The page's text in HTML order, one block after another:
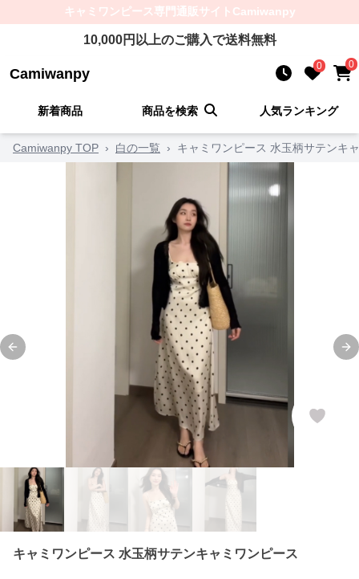
キャミワンピース専門通販サイト Camiwanpy
10,000円以上のご購入で送料無料
Camiwanpy 0 0
新着商品 商品を検索 人気ランキング
Camiwanpy TOP › 白の一覧 › キャミワンピース 水玉柄サテンキ
Previous slide
キャミワンピース 水玉柄サテンキャミワンピース